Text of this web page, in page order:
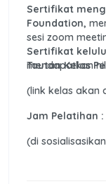
Sertifikat
Foundation,
sesi zoom
Sertifikat
mendapatkan
Tautan Kelas
(link kelas akan
Jam Pelatihan :
(di